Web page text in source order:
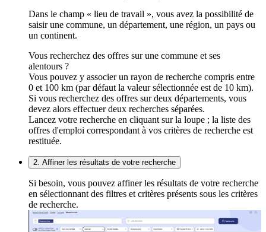
Dans le champ « lieu de travail », vous avez la possibilité de
saisir une commune, un département, une région, un pays ou
un continent.
Vous recherchez des offres sur une commune et ses
alentours ?
Vous pouvez y associer un rayon de recherche compris entre
0 et 100 km (par défaut la valeur sélectionnée est de 10 km).
Si vous recherchez des offres sur deux départements, vous
devez alors effectuer deux recherches séparées.
Lancez votre recherche en cliquant sur la loupe ; la liste des
offres d'emploi correspondant à vos critères de recherche est
restituée.
2. Affiner les résultats de votre recherche
Si besoin, vous pouvez affiner les résultats de votre recherche
en sélectionnant des filtres et critères présents sous les critères
de recherche.